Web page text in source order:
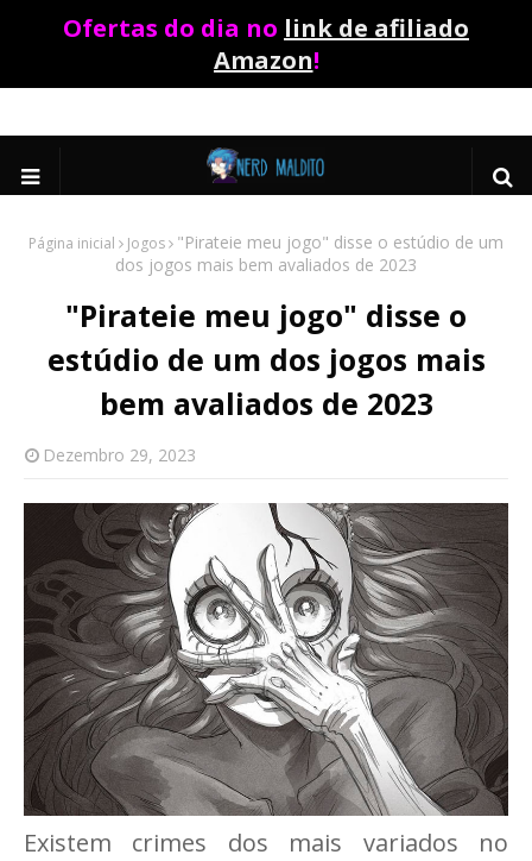
Ofertas do dia no link de afiliado
Amazon!
Página inicial Jogos
"Pirateie meu jogo" disse o estúdio de um
dos jogos mais bem avaliados de 2023
"Pirateie meu jogo" disse o
estúdio de um dos jogos mais
bem avaliados de 2023
Dezembro 29, 2023
Existem crimes dos mais variados no